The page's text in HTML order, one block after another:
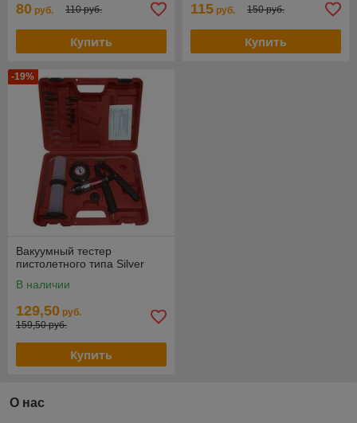
80 руб. 110 руб.
Купить
115 руб. 150 руб.
Купить
-19%
Вакуумный тестер
пистолетного типа Silver
В наличии
129,50 руб.
159,50 руб.
Купить
О нас